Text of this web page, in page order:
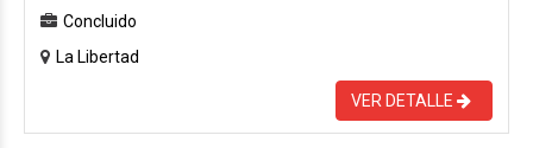
Concluido
La Libertad
VER DETALLE